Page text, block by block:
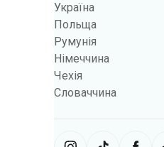
Україна
Польща
Румунія
Німеччина
Чехія
Словаччина